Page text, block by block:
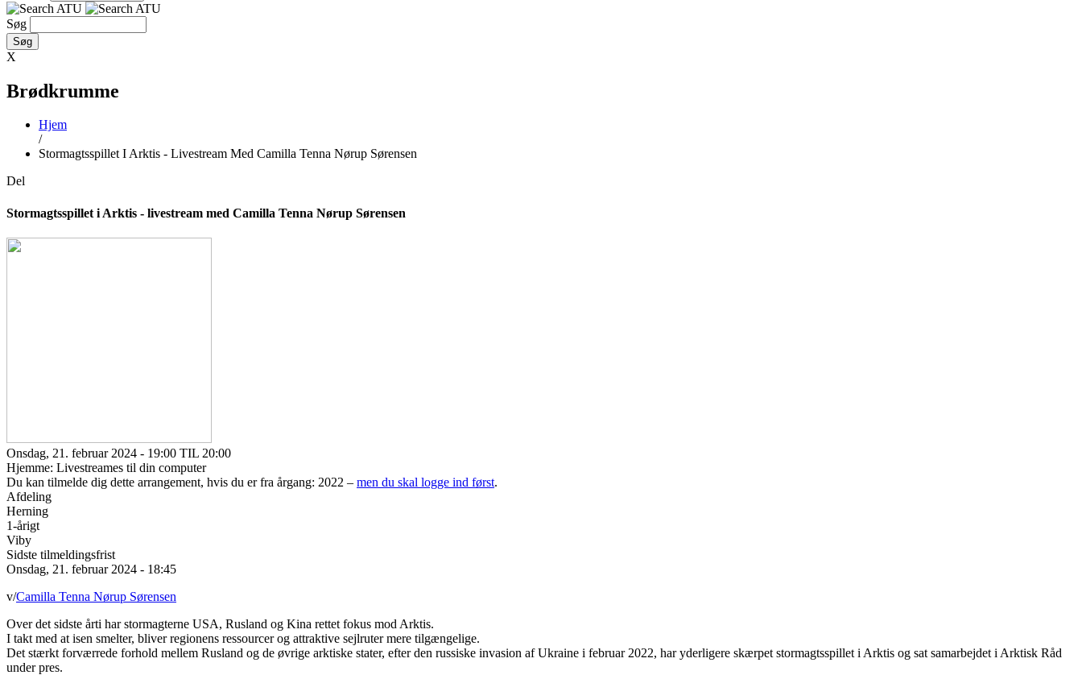
Søg
X
Brødkrumme
Hjem
/
Stormagtsspillet I Arktis - Livestream Med Camilla Tenna Nørup Sørensen
Del
Stormagtsspillet i Arktis - livestream med Camilla Tenna Nørup Sørensen
Onsdag, 21. februar 2024 - 19:00 TIL 20:00
Hjemme: Livestreames til din computer
Du kan tilmelde dig dette arrangement, hvis du er fra årgang: 2022 – men du skal logge ind først.
Afdeling
Herning
1-årigt
Viby
Sidste tilmeldingsfrist
Onsdag, 21. februar 2024 - 18:45
v/Camilla Tenna Nørup Sørensen
Over det sidste årti har stormagterne USA, Rusland og Kina rettet fokus mod Arktis.
I takt med at isen smelter, bliver regionens ressourcer og attraktive sejlruter mere tilgængelige.
Det stærkt forværrede forhold mellem Rusland og de øvrige arktiske stater, efter den russiske invasion af Ukraine i februar 2022, har yderligere skærpet stormagtsspillet i Arktis og sat samarbejdet i Arktisk Råd
under pres.